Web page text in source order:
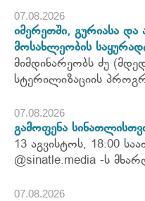
07.08.2026
იმერეთში, გურიასა და
მოსახლეობის
მიმდინარეობს ძუ
სტერილიზაციის
07.08.2026
გამოფენა
13 აგვისტოს, 18:00
@sinatle.media -ს
07.08.2026